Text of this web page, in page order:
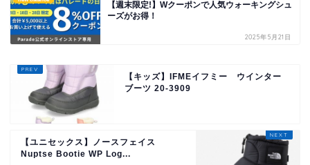
【週末限定!】Wクーポンで人気ウォーキングシュ
ーズがお得！
2025年5月21日
【キッズ】IFMEイフミー ウインター
ブーツ 20-3909
【ユニセックス】ノースフェイス
Nuptse Bootie WP Log...